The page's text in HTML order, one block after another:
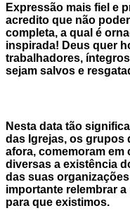
Expressão mais fiel e
acredito que não
completa, a qual é
inspirada! Deus quer
trabalhadores,
sejam salvos e
Nesta data tão
das Igrejas, os grupos
afora, comemoram
diversas a existência
das suas
importante relembrar
para que existimos.